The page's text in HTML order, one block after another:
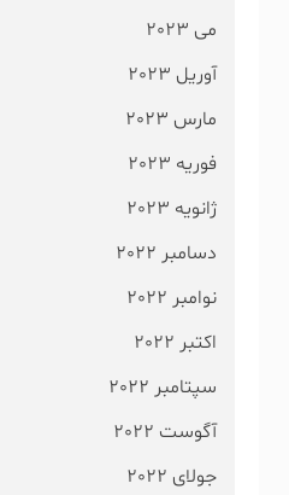
می 2023
آوریل 2023
مارس 2023
فوریه 2023
ژانویه 2023
دسامبر 2022
نوامبر 2022
اکتبر 2022
سپتامبر 2022
آگوست 2022
جولای 2022